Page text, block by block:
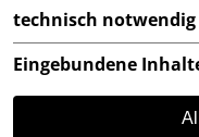
technisch notwendig
Eingebundene